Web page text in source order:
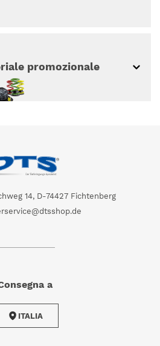
promozionale
14, D-74427 Fichtenberg
a
ITALIA